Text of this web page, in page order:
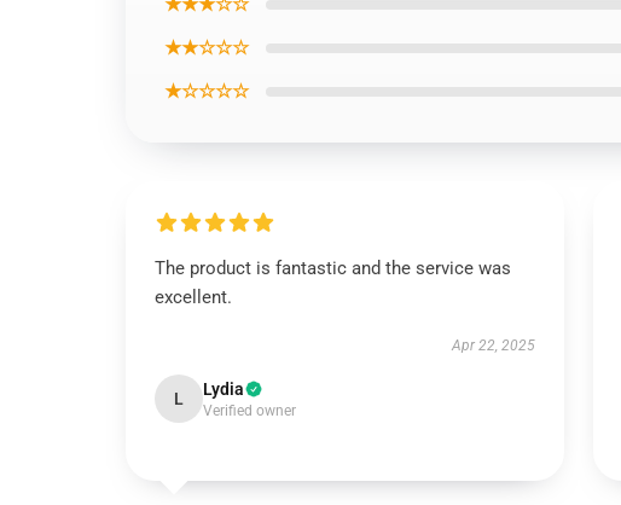
★★☆☆☆
★☆☆☆☆
The product is fantastic and the service was
excellent.
Apr 22, 2025
L Lydia
Verified owner